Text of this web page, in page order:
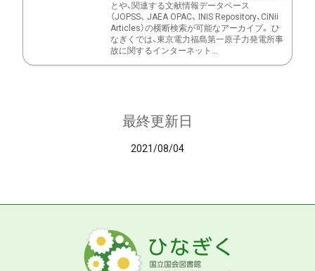
とや、関連する文献情報データベース
（JOPSS、 JAEA OPAC、 INIS Repository、CiNii
Articles）の横断検索が可能なアーカイブ。 ひ
なぎくでは、東京電力福島第一原子力発電所事
故に関するインターネット...
最終更新日
2021/08/04